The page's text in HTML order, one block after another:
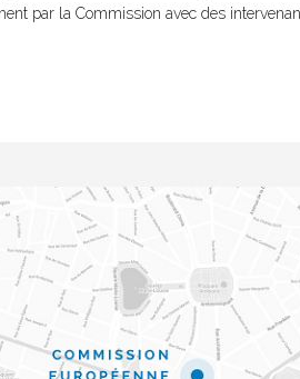
par la Commission avec des